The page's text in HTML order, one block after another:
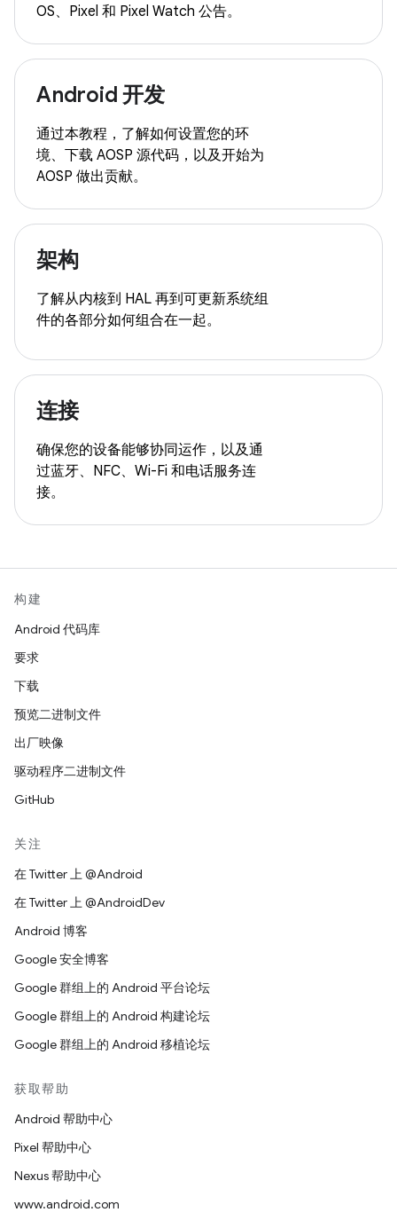
OS、Pixel 和 Pixel Watch 公告。
Android 开发
通过本教程，了解如何设置您的环
境、下载 AOSP 源代码，以及开始为
AOSP 做出贡献。
架构
了解从内核到 HAL 再到可更新系统组
件的各部分如何组合在一起。
连接
确保您的设备能够协同运作，以及通
过蓝牙、NFC、Wi-Fi 和电话服务连
接。
构建
Android 代码库
要求
下载
预览二进制文件
出厂映像
驱动程序二进制文件
GitHub
关注
在 Twitter 上 @Android
在 Twitter 上 @AndroidDev
Android 博客
Google 安全博客
Google 群组上的 Android 平台论坛
Google 群组上的 Android 构建论坛
Google 群组上的 Android 移植论坛
获取帮助
Android 帮助中心
Pixel 帮助中心
Nexus 帮助中心
www.android.com